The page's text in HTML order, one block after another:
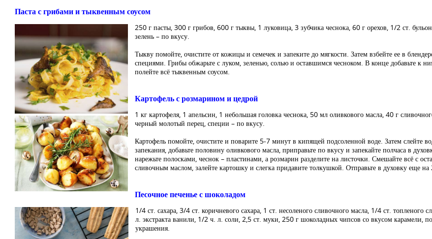
Паста с грибами и тыквенным соусом
250 г пасты, 300 г грибов, 600 г тыквы, 1 луковица, 3 зубчика чеснока, 60 г орехов, 1/2 ст.
зелень – по вкусу.
Тыкву помойте, очистите от кожицы и семечек и запеките до мягкости. Затем взбейте ее в
специями. Грибы обжарьте с луком, зеленью, солью и оставшимся чесноком. В конце добавьте к
полейте всё тыквенным соусом.
Картофель с розмарином и цедрой
1 кг картофеля, 1 апельсин, 1 небольшая головка чеснока, 50 мл оливкового масла, 40 г
черный молотый перец, специи – по вкусу.
Картофель помойте, очистите и поварите 5-7 минут в кипящей подсоленной воде. Затем слейте
запекания, добавьте половину оливкового масла, приправьте по вкусу и запекайте полчаса в
нарежьте полосками, чеснок – пластинами, а розмарин разделите на листочки. Смешайте всё с
сливочным маслом, залейте картошку и слегка придавите толкушкой. Отправьте в духовку еще
Песочное печенье с шоколадом
1/4 ст. сахара, 3/4 ст. коричневого сахара, 1 ст. несоленого сливочного масла, 1/4 ст.
л. экстракта ванили, 1/2 ч. л. соли, 2,5 ст. муки, 250 г шоколадных чипсов со вкусом карамели,
украшения.